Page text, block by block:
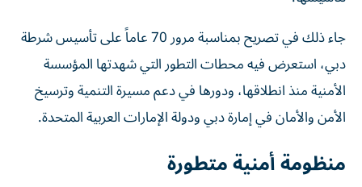
جاء ذلك في تصريح بمناسبة مرور 70 عاماً على تأسيس شرطة
دبي، استعرض فيه محطات التطور التي شهدتها المؤسسة
الأمنية منذ انطلاقها، ودورها في دعم مسيرة التنمية وترسيخ
الأمن والأمان في إمارة دبي ودولة الإمارات العربية المتحدة.
منظومة أمنية متطورة